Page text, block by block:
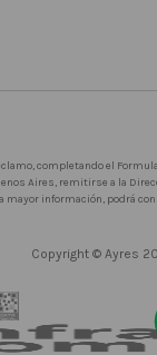
completando el
Aires, remitirse a la
mayor información, podrá
Copyright © Ayres